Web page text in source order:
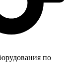
по